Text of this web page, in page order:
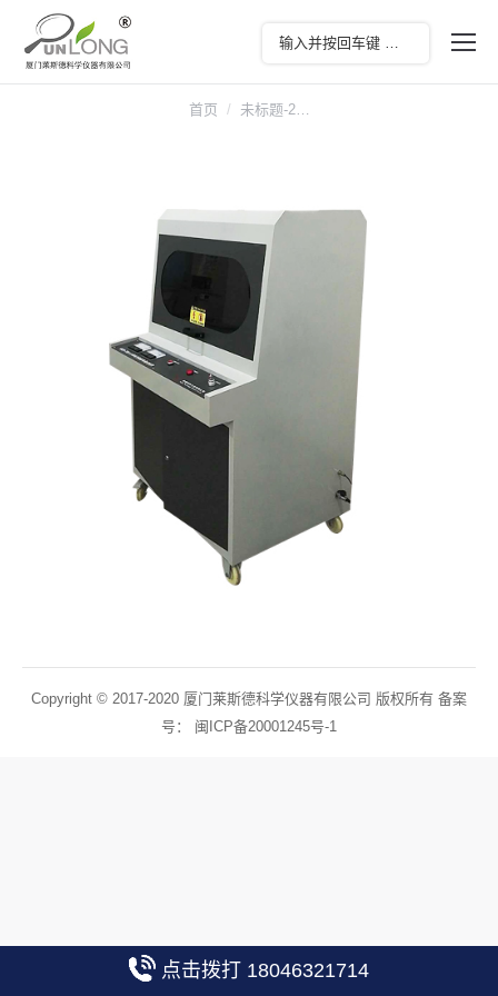
首页 未标题-2…
Copyright © 2017-2020 厦门莱斯德科学仪器有限公司 版权所有 备案
号： 闽ICP备20001245号-1
点击拨打 18046321714